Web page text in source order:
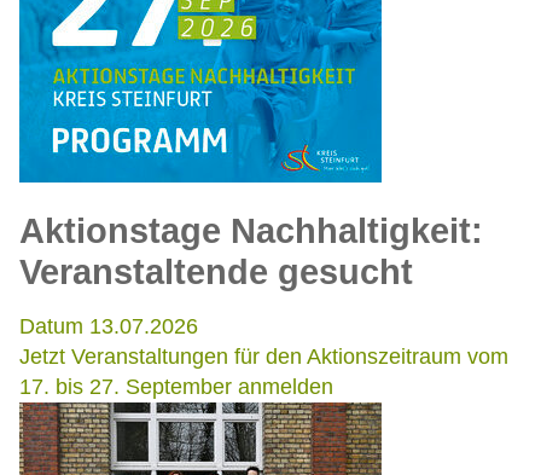
Aktionstage Nachhaltigkeit:
Veranstaltende gesucht
Datum 13.07.2026
Jetzt Veranstaltungen für den Aktionszeitraum vom
17. bis 27. September anmelden